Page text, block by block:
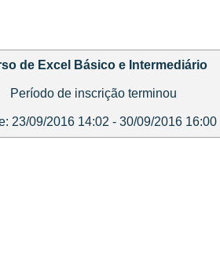
de Excel Básico e Intermediário
Período de inscrição terminou
23/09/2016 14:02 - 30/09/2016 16:00